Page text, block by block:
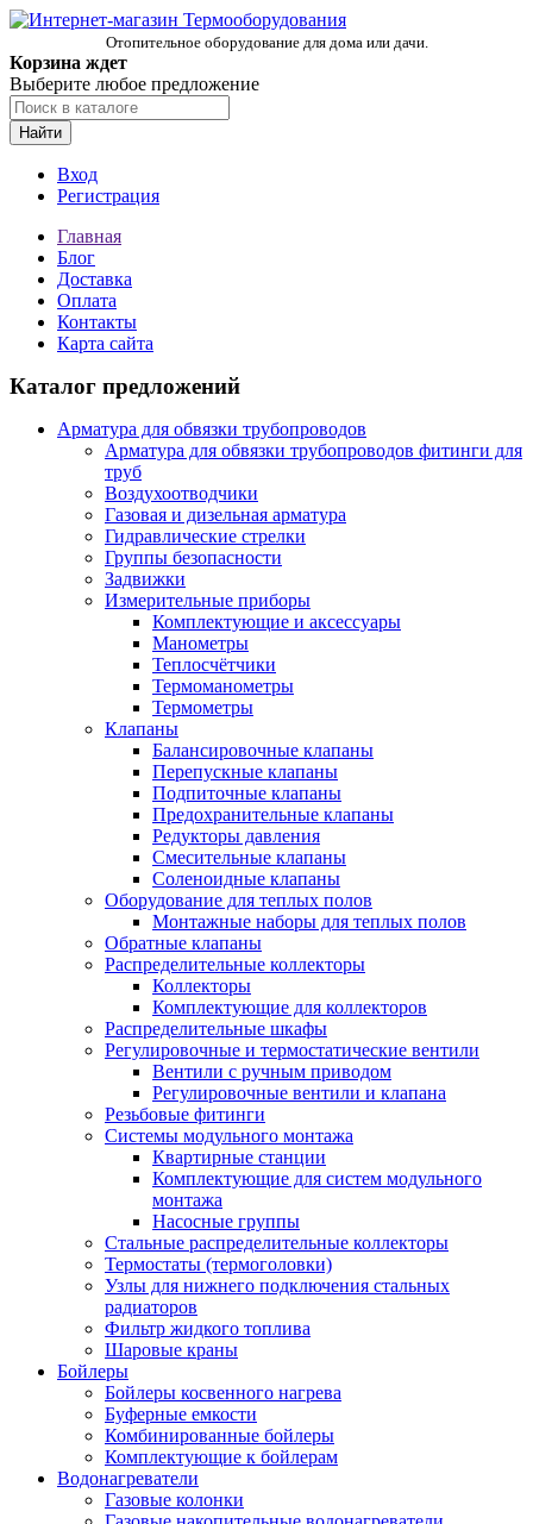
Отопительное оборудование для дома или дачи.
Корзина ждет
Выберите любое предложение
Найти
Вход
Регистрация
Главная
Блог
Доставка
Оплата
Контакты
Карта сайта
Каталог предложений
Арматура для обвязки трубопроводов
Арматура для обвязки трубопроводов фитинги для
труб
Воздухоотводчики
Газовая и дизельная арматура
Гидравлические стрелки
Группы безопасности
Задвижки
Измерительные приборы
Комплектующие и аксессуары
Манометры
Теплосчётчики
Термоманометры
Термометры
Клапаны
Балансировочные клапаны
Перепускные клапаны
Подпиточные клапаны
Предохранительные клапаны
Редукторы давления
Смесительные клапаны
Соленоидные клапаны
Оборудование для теплых полов
Монтажные наборы для теплых полов
Обратные клапаны
Распределительные коллекторы
Коллекторы
Комплектующие для коллекторов
Распределительные шкафы
Регулировочные и термостатические вентили
Вентили с ручным приводом
Регулировочные вентили и клапана
Резьбовые фитинги
Системы модульного монтажа
Квартирные станции
Комплектующие для систем модульного
монтажа
Насосные группы
Стальные распределительные коллекторы
Термостаты (термоголовки)
Узлы для нижнего подключения стальных
радиаторов
Фильтр жидкого топлива
Шаровые краны
Бойлеры
Бойлеры косвенного нагрева
Буферные емкости
Комбинированные бойлеры
Комплектующие к бойлерам
Водонагреватели
Газовые колонки